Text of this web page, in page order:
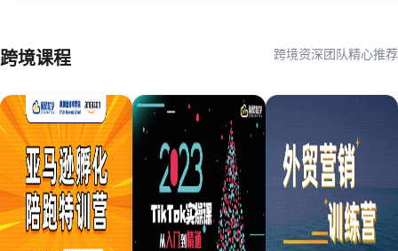
跨境课程 跨境资深团队精心推荐